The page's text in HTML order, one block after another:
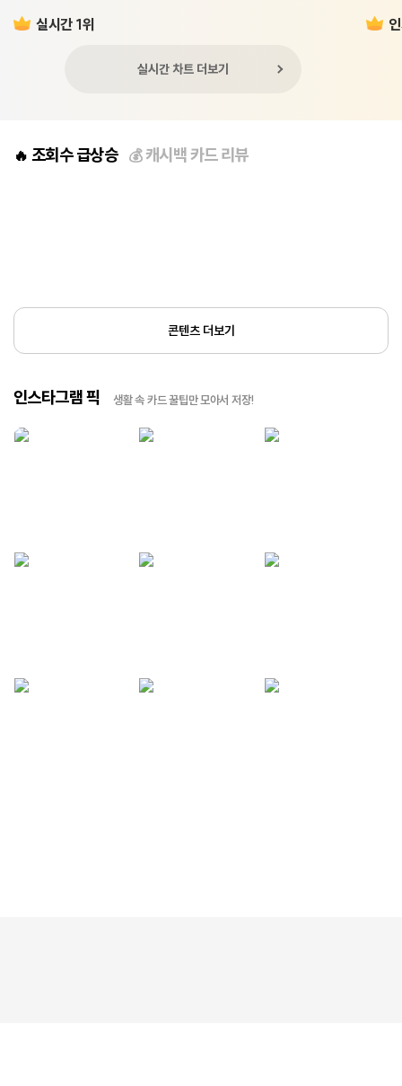
실시간 1위
실시간 차트 더보기
🔥 조회수 급상승 💰캐시백 카드 리뷰
콘텐츠 더보기
인스타그램 픽 생활 속 카드 꿀팁만 모아서 저장!